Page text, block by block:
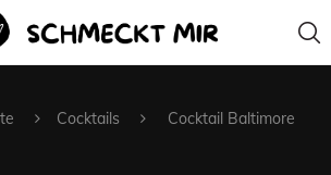
Cocktails
Cocktail Baltimore